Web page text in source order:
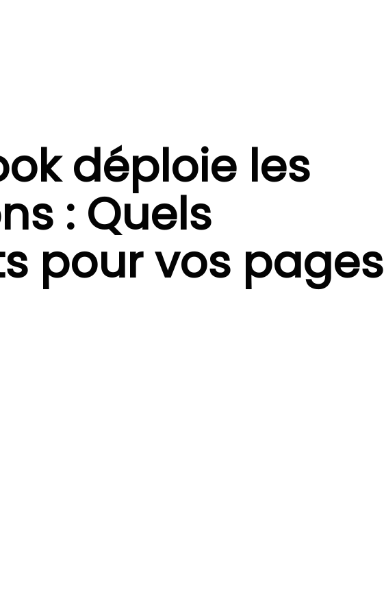
déploie les
: Quels
pour vos pages